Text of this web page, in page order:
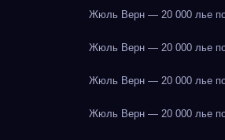
Жюль Верн — 20 000 лье
Жюль Верн — 20 000 лье
Жюль Верн — 20 000 лье
Жюль Верн — 20 000 лье